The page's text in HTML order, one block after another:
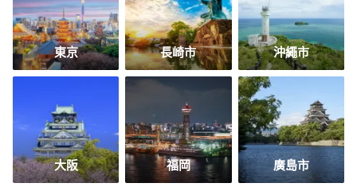
東京 長崎市 沖繩市
大阪 福岡 廣島市